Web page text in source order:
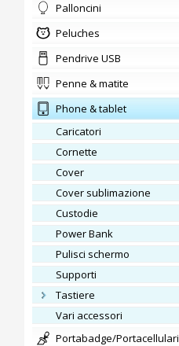
Palloncini
Peluches
Pendrive USB
penne & matite
phone & tablet
caricatori
cornette
cover
Cover sublimazione
custodie
Power Bank
pulisci schermo
supporti
tastiere
vari accessori
portabadge/Portacellulari